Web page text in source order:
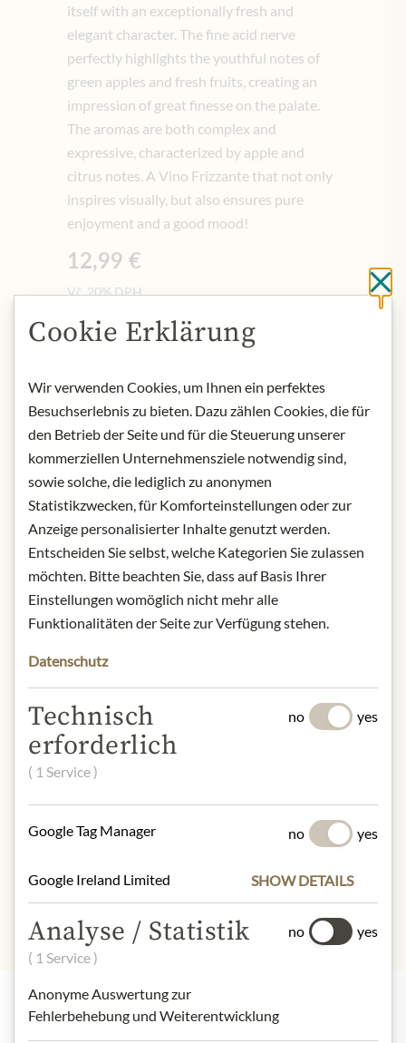
itself with an exceptionally fresh and
elegant character. The fine acid nerve
perfectly highlights the youthful notes of
green apples and fresh fruits, creating an
impression of great finesse on the palate.
The aromas are both complex and
expressive, characterized by apple and
citrus notes. A Vino Frizzante that not only
inspires visually, but also ensures pure
enjoyment and a good mood!
12,99 €
Vč. 20% DPH
NENÍ SKLADEM
Art.Nr.:446891#1.000
POPIS
Origin: Italy / Venetien
Grape variety: Glera, Chardonnay
Alcohol content: 11% vol.
Contact: Anno Domini Vinyrds;
Treviso Mare, 2, 31056 Roncade (TV),
IT
* Wir bitten um Verständnis, dass das
Produktdesign von der Abbildung
SLOŽENÍ A ALERGENY
Schwefeldioxid
Nejlepší z našeho sortimentu
Cookie Erklärung
Wir verwenden Cookies, um Ihnen ein perfektes
Besuchserlebnis zu bieten. Dazu zählen Cookies, die für
den Betrieb der Seite und für die Steuerung unserer
kommerziellen Unternehmensziele notwendig sind,
sowie solche, die lediglich zu anonymen
Statistikzwecken, für Komforteinstellungen oder zur
Anzeige personalisierter Inhalte genutzt werden.
Entscheiden Sie selbst, welche Kategorien Sie zulassen
möchten. Bitte beachten Sie, dass auf Basis Ihrer
Einstellungen womöglich nicht mehr alle
Funktionalitäten der Seite zur Verfügung stehen.
Datenschutz
Technisch
erforderlich
( 1 Service )
no yes
Google Tag Manager no yes
Google Ireland Limited SHOW DETAILS
Analyse / Statistik
( 1 Service )
Anonyme Auswertung zur
Fehlerbehebung und Weiterentwicklung
no yes